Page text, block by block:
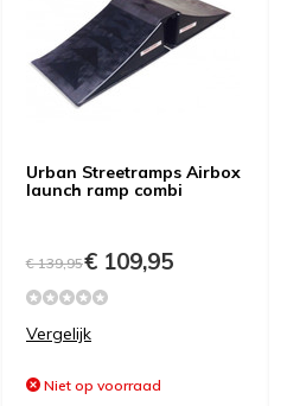
Urban Streetramps Airbox
launch ramp combi
€ 139,95€ 109,95
Vergelijk
Niet op voorraad